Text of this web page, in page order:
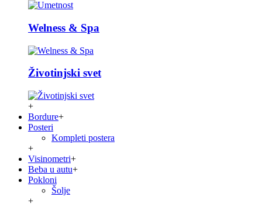
Welness & Spa
Životinjski svet
+
Bordure+
Posteri
Kompleti postera
+
Visinometri+
Beba u autu+
Pokloni
Šolje
+